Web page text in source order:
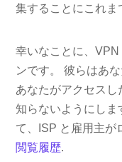
集することにこれま
幸いなことに、
ンです。 彼らはあ
あなたがアクセスし
知らないようにしま
て、ISP と雇用主が
閲覧履歴.